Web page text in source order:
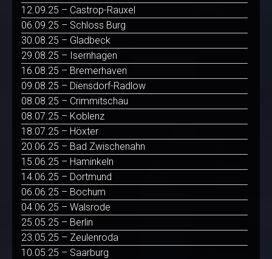
12.09.25 – Castrop-Rauxel
06.09.25 – Schloss Burg
30.08.25 – Gladbeck
29.08.25 – Isernhagen
16.08.25 – Bremerhaven
09.08.25 – Diensdorf-Radlow
08.08.25 – Crimmitschau
08.07.25 – Koblenz
18.07.25 – Höxter
20.06.25 – Bad Zwischenahn
15.06.25 – Haminkeln
14.06.25 – Dortmund
06.06.25 – Bochum
04.06.25 – Walsrode
25.05.25 – Berlin
23.05.25 – Zeulenroda
10.05.25 – Saarburg